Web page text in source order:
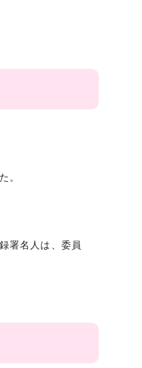
。
署名人は、委員